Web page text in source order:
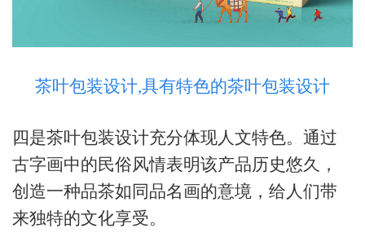
茶叶包装设计,具有特色的茶叶包装设计
四是茶叶包装设计充分体现人文特色。通过
古字画中的民俗风情表明该产品历史悠久，
创造一种品茶如同品名画的意境，给人们带
来独特的文化享受。